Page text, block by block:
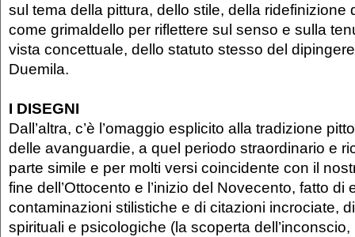
sul tema della pittura, dello stile, della ridefinizione
come grimaldello per riflettere sul senso e sulla
vista concettuale, dello statuto stesso del
Duemila.
I DISEGNI
Dall’altra, c’è l’omaggio esplicito alla tradizione
delle avanguardie, a quel periodo straordinario e
parte simile e per molti versi coincidente con il
fine dell’Ottocento e l’inizio del Novecento, fatto di
contaminazioni stilistiche e di citazioni incrociate,
spirituali e psicologiche (la scoperta